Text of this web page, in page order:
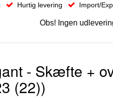
Hurtig levering Import/
Obs! Ingen
- Skæfte +
(22))